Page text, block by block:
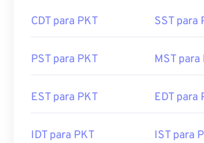
CDT para PKT SST para
PST para PKT MST para
EST para PKT EDT para
IDT para PKT IST para